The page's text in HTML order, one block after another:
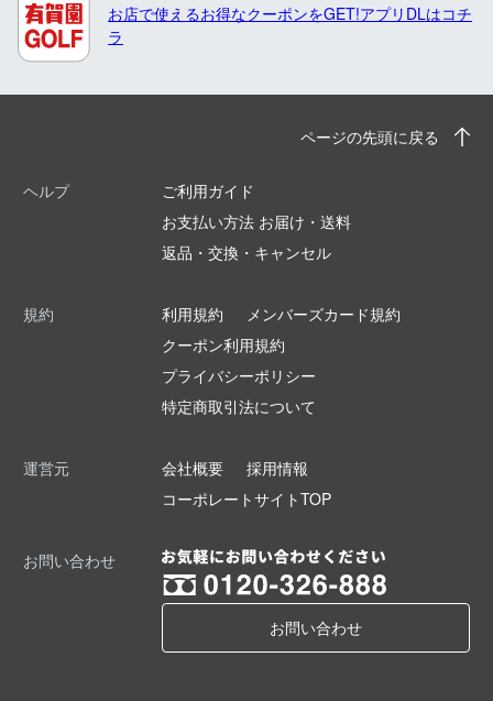
お店で使えるお得なクーポンをGET!アプリDLはコチ
ラ
ページの先頭に戻る
ヘルプ
ご利用ガイド
お支払い方法 お届け・送料
返品・交換・キャンセル
規約 利用規約
メンバーズカード規約
クーポン利用規約
プライバシーポリシー
特定商取引法について
運営元 会社概要
採用情報
コーポレートサイトTOP
お問い合わせ
お問い合わせ